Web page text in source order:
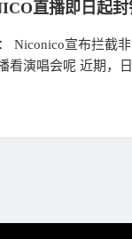
Niconico宣布拦截
看演唱会呢 近期，